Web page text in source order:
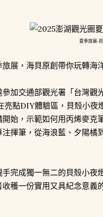
夏季旅展-
展，海貝原創帶你玩轉海
加交通部觀光署「台灣觀
亮點DIY體驗區，貝殼小
始，示範如何用丙烯麥克
揮筆，從海浪藍、夕陽
完成獨一無二的貝殼小夜
穫一份實用又具紀念意